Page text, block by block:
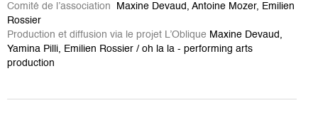
Comité de l’association
Maxine Devaud, Antoine Mozer, Emilien
Rossier
Production et diffusion via le projet L’Oblique Maxine Devaud,
Yamina Pilli, Emilien Rossier / oh la la - performing arts
production